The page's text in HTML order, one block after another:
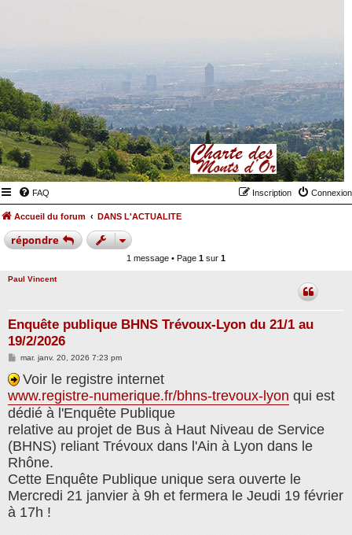
FAQ Connexion
Inscription
Accueil du forum DANS L'ACTUALITE
répondre
1 message • Page 1 sur 1
Paul Vincent
Enquête publique BHNS Trévoux-Lyon du 21/1 au
19/2/2026
M
s
s
a
g
e
mar. janv. 20, 2026 7:23 pm
Voir le registre internet
www.registre-numerique.fr/bhns-trevoux-lyon qui est
dédié à l'Enquête Publique
relative au projet de Bus à Haut Niveau de Service
(BHNS) reliant Trévoux dans l'Ain à Lyon dans le
Rhône.
Cette Enquête Publique unique sera ouverte le
Mercredi 21 janvier à 9h et fermera le Jeudi 19 février
à 17h !